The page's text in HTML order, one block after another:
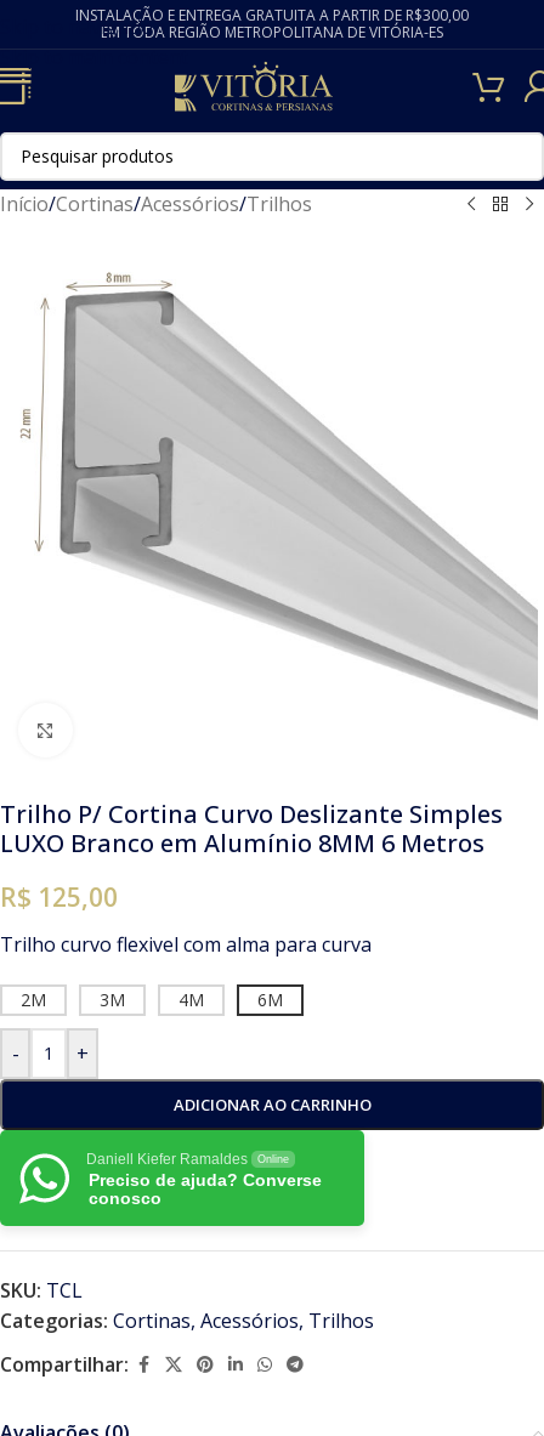
Skip to navigation
Skip to main content
INSTALAÇÃO E ENTREGA GRATUITA A PARTIR DE R$300,00
EM TODA REGIÃO METROPOLITANA DE VITÓRIA-ES
Início/Cortinas/Acessórios/Trilhos
Trilho P/ Cortina Curvo Deslizante Simples
LUXO Branco em Alumínio 8MM 6 Metros
R$ 125,00
Trilho curvo flexivel com alma para curva
2M 3M 4M 6M
- +
ADICIONAR AO CARRINHO
Daniell Kiefer Ramaldes Online
Preciso de ajuda? Converse
conosco
SKU: TCL
Categorias: Cortinas, Acessórios, Trilhos
Compartilhar: